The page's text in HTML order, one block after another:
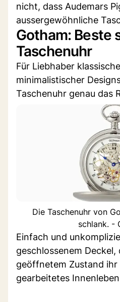
nicht, dass Audemars
aussergewöhnliche
Gotham: Beste
Taschenuhr
Für Liebhaber
minimalistischer
Taschenuhr genau das
Die Taschenuhr von
schlank. -
Einfach und
geschlossenem
geöffnetem Zustand ihr
gearbeitetes